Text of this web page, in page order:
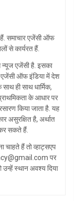
समाचार एजेंसी ऑफ
से कार्यरत हैं.
न्यूज एजेंसी है. इसका
एजेंसी ऑफ इंडिया में देश
ही साथ धार्मिक,
के आधार पर
किया जाता है. यह
असुरक्षित है, अर्थात
सकते हैं.
हैं तो व्हाट्सएप
पर
स्थान अवश्य दिया